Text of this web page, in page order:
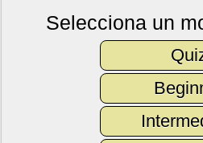
Selecciona un